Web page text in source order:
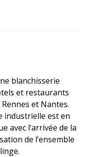
blanchisserie
et restaurants
et Nantes.
industrielle est en
avec l’arrivée de la
de l’ensemble